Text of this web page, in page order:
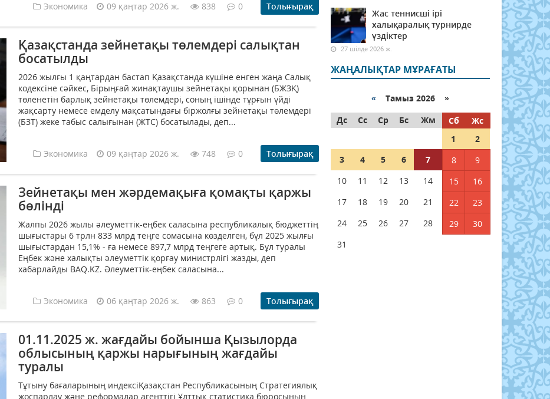
Экономика
09 қаңтар 2026 ж. 838 0 Толығырақ
Қазақстанда зейнетақы төлемдері салықтан
босатылды
2026 жылғы 1 қаңтардан бастап Қазақстанда күшіне енген жаңа Салық
кодексіне сәйкес, Бірыңғай жинақтаушы зейнетақы қорынан (БЖЗҚ)
төленетін барлық зейнетақы төлемдері, соның ішінде тұрғын үйді
жақсарту немесе емделу мақсатындағы біржолғы зейнетақы төлемдері
(БЗТ) жеке табыс салығынан (ЖТС) босатылады, деп...
Экономика 09 қаңтар 2026 ж. 748 0 Толығырақ
Зейнетақы мен жәрдемақыға қомақты қаржы
бөлінді
Жалпы 2026 жылы әлеуметтік-еңбек саласына республикалық бюджеттің
шығыстары 6 трлн 833 млрд теңге сомасына көзделген, бұл 2025 жылғы
шығыстардан 15,1% - ға немесе 897,7 млрд теңгеге артық. Бұл туралы
Еңбек және халықты әлеуметтік қорғау министрлігі жазды, деп
хабарлайды BAQ.KZ. Әлеуметтік-еңбек саласына...
Экономика 06 қаңтар 2026 ж. 863 0 Толығырақ
01.11.2025 ж. жағдайы бойынша Қызылорда
облысының қаржы нарығының жағдайы
туралы
Тұтыну бағаларының индексіҚазақстан Республикасының Стратегиялық
жоспарлау және реформалар агенттігі Ұлттық статистика бюросының
Жас теннисші ірі
халықаралық турнирде
үздіктер
27 шілде 2026 ж.
ЖАҢАЛЫҚТАР МҰРАҒАТЫ
« Тамыз 2026 »
Дс
Сс Ср Бс Жм Сб
Жс
1
2
3
4 5 6 7 8
9
10
11 12 13 14 15
16
17
18 19 20 21 22
23
24
25 26 27 28 29
30
31